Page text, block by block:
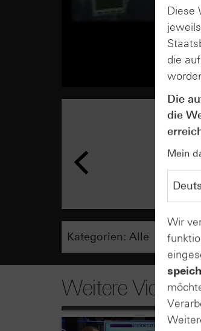
Weitere Videos
Diese
die
Die
die
Mein
Wir